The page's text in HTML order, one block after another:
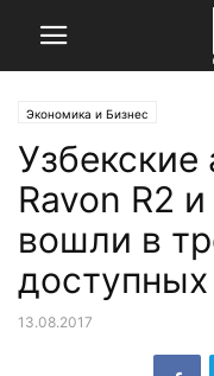
Экономика и Бизнес
Ravon R2
вошли в
13.08.2017